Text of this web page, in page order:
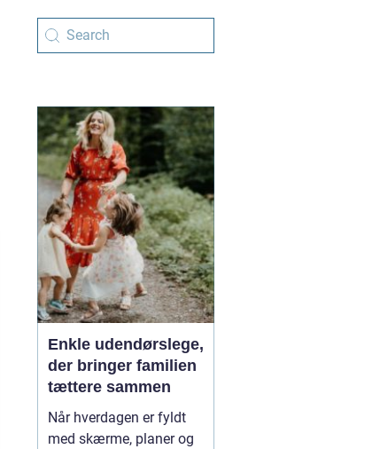
Enkle udendørslege,
der bringer familien
tættere sammen
Når hverdagen er fyldt
med skærme, planer og